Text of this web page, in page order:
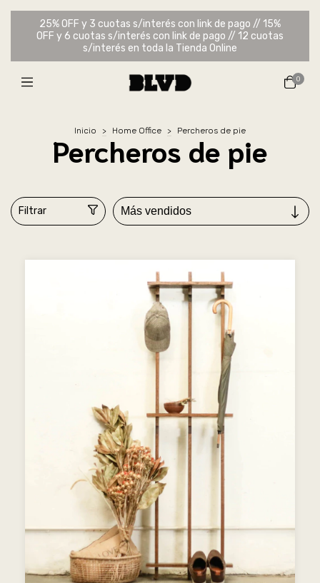
25% OFF y 3 cuotas s/interés con link de pago // 15%
OFF y 6 cuotas s/interés con link de pago // 12 cuotas
s/interés en toda la Tienda Online
0
Inicio > Home Office > Percheros de pie
Percheros de pie
Filtrar